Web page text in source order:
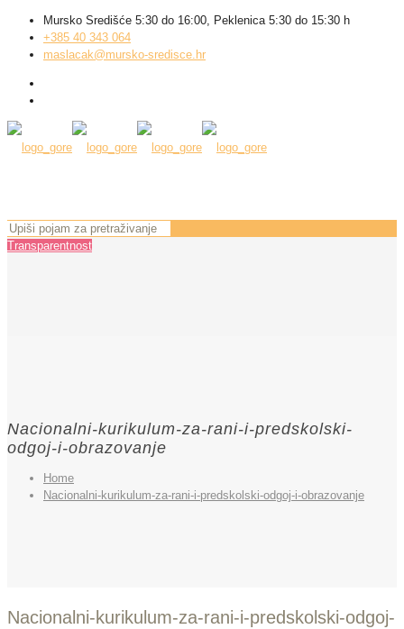
Mursko Središće 5:30 do 16:00, Peklenica 5:30 do 15:30 h
+385 40 343 064
maslacak@mursko-sredisce.hr
Transparentnost
Nacionalni-kurikulum-za-rani-i-predskolski-
odgoj-i-obrazovanje
Home
Nacionalni-kurikulum-za-rani-i-predskolski-odgoj-i-obrazovanje
Nacionalni-kurikulum-za-rani-i-predskolski-odgoj-